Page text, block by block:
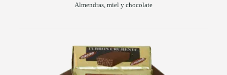
Almendras, miel y chocolate